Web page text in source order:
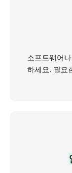
소프트웨어
하세요. 필요